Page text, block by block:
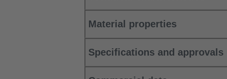
Material properties
Specifications and approvals